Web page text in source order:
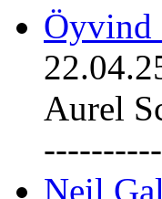
Öyvind
Aurel
----------
Neil